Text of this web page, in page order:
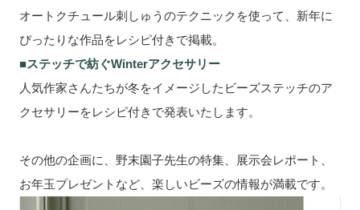
オートクチュール刺しゅうのテクニックを使って、新年に
ぴったりな作品をレシピ付きで掲載。
■ステッチで紡ぐWinterアクセサリー
人気作家さんたちが冬をイメージしたビーズステッチのア
クセサリーをレシピ付きで発表いたします。
その他の企画に、野末園子先生の特集、展示会レポート、
お年玉プレゼントなど、楽しいビーズの情報が満載です。